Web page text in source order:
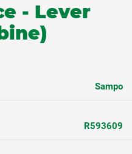
- Lever
Sampo
R593609